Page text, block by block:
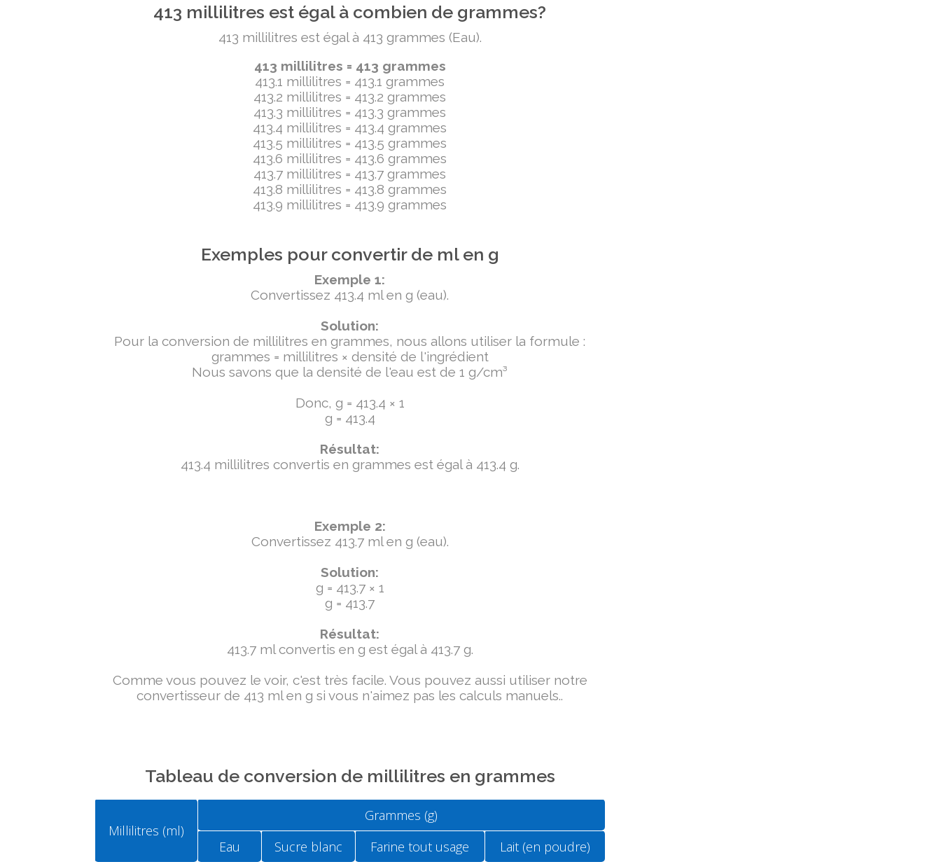
413 millilitres est égal à combien de grammes?
413 millilitres est égal à 413 grammes (Eau).
413 millilitres = 413 grammes
413.1 millilitres = 413.1 grammes
413.2 millilitres = 413.2 grammes
413.3 millilitres = 413.3 grammes
413.4 millilitres = 413.4 grammes
413.5 millilitres = 413.5 grammes
413.6 millilitres = 413.6 grammes
413.7 millilitres = 413.7 grammes
413.8 millilitres = 413.8 grammes
413.9 millilitres = 413.9 grammes
Exemples pour convertir de ml en g
Exemple 1:
Convertissez 413.4 ml en g (eau).
Solution:
Pour la conversion de millilitres en grammes, nous allons utiliser la formule :
grammes = millilitres × densité de l'ingrédient
Nous savons que la densité de l'eau est de 1 g/cm³
Donc, g = 413.4 × 1
g = 413.4
Résultat:
413.4 millilitres convertis en grammes est égal à 413.4 g.
Exemple 2:
Convertissez 413.7 ml en g (eau).
Solution:
g = 413.7 × 1
g = 413.7
Résultat:
413.7 ml convertis en g est égal à 413.7 g.
Comme vous pouvez le voir, c'est très facile. Vous pouvez aussi utiliser notre
convertisseur de 413 ml en g si vous n'aimez pas les calculs manuels..
Tableau de conversion de millilitres en grammes
Millilitres (ml)
Grammes (g)
Eau
Sucre blanc Farine tout usage Lait (en poudre)